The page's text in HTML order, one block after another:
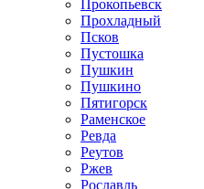
Прокопьевск
Прохладный
Псков
Пустошка
Пушкин
Пушкино
Пятигорск
Раменское
Ревда
Реутов
Ржев
Рославль